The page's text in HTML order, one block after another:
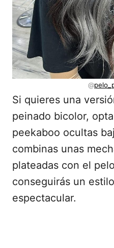
@
Si quieres una
peinado bicolor,
peekaboo ocultas
combinas unas
plateadas con el
conseguirás un
espectacular.